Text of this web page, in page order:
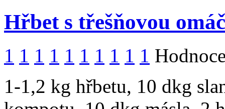
Hřbet s třešňovou
1 1 1 1 1 1 1 1 1 1
1-1,2 kg hřbetu, 10 dkg